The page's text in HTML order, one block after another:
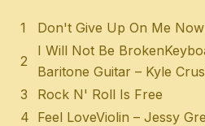
1 Don't Give Up On Me Now
2
I Will Not Be
Baritone Guitar – Kyle
3 Rock N' Roll Is Free
4 Feel LoveViolin – Jessy